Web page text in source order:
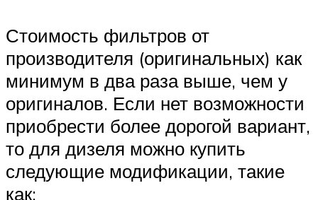
Стоимость фильтров от
производителя (оригинальных) как
минимум в два раза выше, чем у
оригиналов. Если нет возможности
приобрести более дорогой вариант,
то для дизеля можно купить
следующие модификации, такие
как: